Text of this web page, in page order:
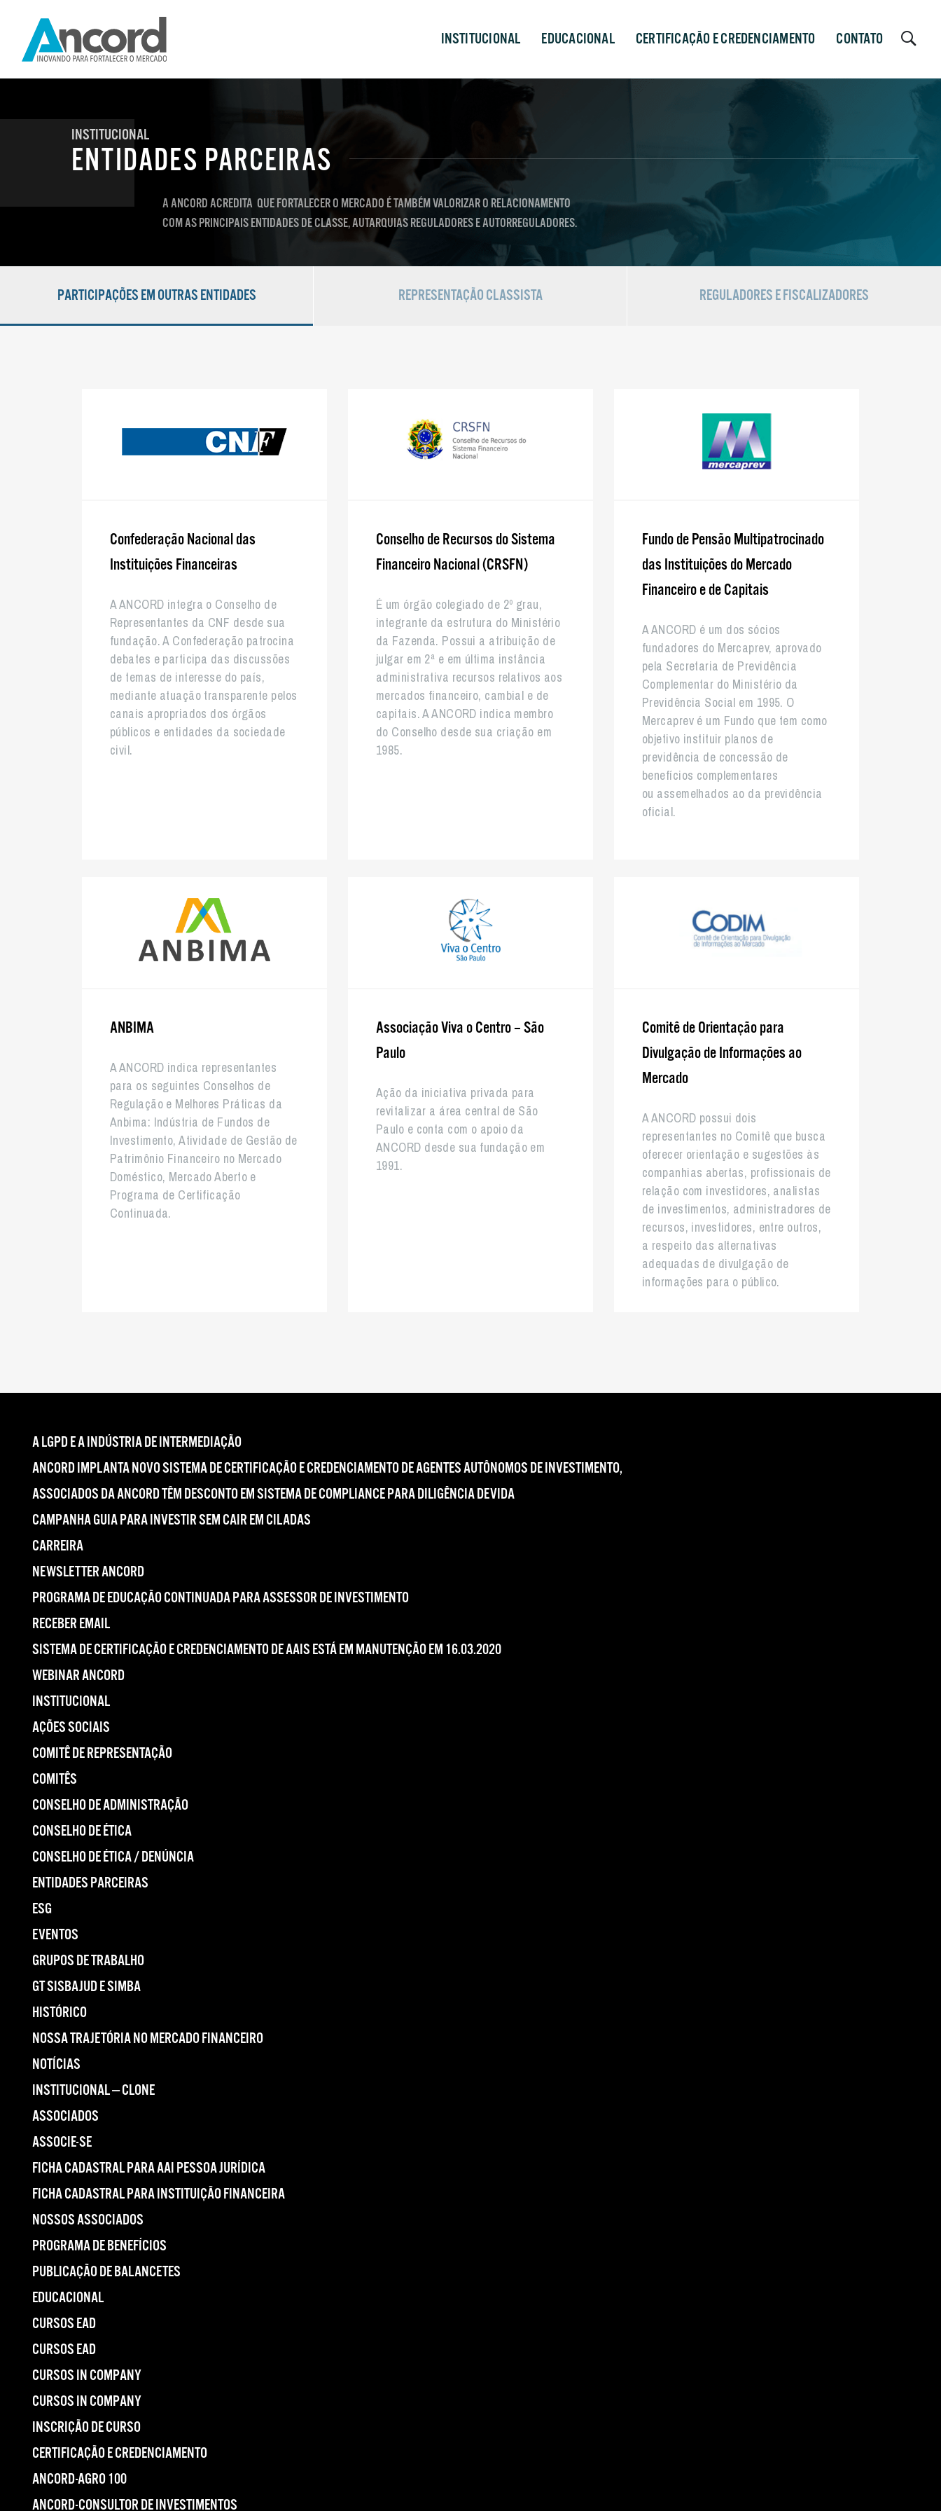
INSTITUCIONAL EDUCACIONAL CERTIFICAÇÃO E CREDENCIAMENTO CONTATO
INSTITUCIONAL
ENTIDADES PARCEIRAS
A ANCORD ACREDITA QUE FORTALECER O MERCADO É TAMBÉM VALORIZAR O RELACIONAMENTO
COM AS PRINCIPAIS ENTIDADES DE CLASSE, AUTARQUIAS REGULADORES E AUTORREGULADORES.
PARTICIPAÇÕES EM OUTRAS ENTIDADES REPRESENTAÇÃO CLASSISTA REGULADORES E FISCALIZADORES
Confederação Nacional das
Instituições Financeiras
A ANCORD integra o Conselho de
Representantes da CNF desde sua
fundação. A Confederação patrocina
debates e participa das discussões
de temas de interesse do país,
mediante atuação transparente pelos
canais apropriados dos órgãos
públicos e entidades da sociedade
civil.
Conselho de Recursos do Sistema
Financeiro Nacional (CRSFN)
É um órgão colegiado de 2º grau,
integrante da estrutura do Ministério
da Fazenda. Possui a atribuição de
julgar em 2ª e em última instância
administrativa recursos relativos aos
mercados financeiro, cambial e de
capitais. A ANCORD indica membro
do Conselho desde sua criação em
1985.
Fundo de Pensão Multipatrocinado
das Instituições do Mercado
Financeiro e de Capitais
A ANCORD é um dos sócios
fundadores do Mercaprev, aprovado
pela Secretaria de Previdência
Complementar do Ministério da
Previdência Social em 1995. O
Mercaprev é um Fundo que tem como
objetivo instituir planos de
previdência de concessão de
benefícios complementares
ou assemelhados ao da previdência
oficial.
ANBIMA
A ANCORD indica representantes
para os seguintes Conselhos de
Regulação e Melhores Práticas da
Anbima: Indústria de Fundos de
Investimento, Atividade de Gestão de
Patrimônio Financeiro no Mercado
Doméstico, Mercado Aberto e
Programa de Certificação
Continuada.
Associação Viva o Centro – São
Paulo
Ação da iniciativa privada para
revitalizar a área central de São
Paulo e conta com o apoio da
ANCORD desde sua fundação em
1991.
Comitê de Orientação para
Divulgação de Informações ao
Mercado
A ANCORD possui dois
representantes no Comitê que busca
oferecer orientação e sugestões às
companhias abertas, profissionais de
relação com investidores, analistas
de investimentos, administradores de
recursos, investidores, entre outros,
a respeito das alternativas
adequadas de divulgação de
informações para o público.
A LGPD E A INDÚSTRIA DE INTERMEDIAÇÃO
ANCORD IMPLANTA NOVO SISTEMA DE CERTIFICAÇÃO E CREDENCIAMENTO DE AGENTES AUTÔNOMOS DE INVESTIMENTO,
ASSOCIADOS DA ANCORD TÊM DESCONTO EM SISTEMA DE COMPLIANCE PARA DILIGÊNCIA DEVIDA
CAMPANHA GUIA PARA INVESTIR SEM CAIR EM CILADAS
CARREIRA
NEWSLETTER ANCORD
PROGRAMA DE EDUCAÇÃO CONTINUADA PARA ASSESSOR DE INVESTIMENTO
RECEBER EMAIL
SISTEMA DE CERTIFICAÇÃO E CREDENCIAMENTO DE AAIS ESTÁ EM MANUTENÇÃO EM 16.03.2020
WEBINAR ANCORD
INSTITUCIONAL
AÇÕES SOCIAIS
COMITÊ DE REPRESENTAÇÃO
COMITÊS
CONSELHO DE ADMINISTRAÇÃO
CONSELHO DE ÉTICA
CONSELHO DE ÉTICA / DENÚNCIA
ENTIDADES PARCEIRAS
ESG
EVENTOS
GRUPOS DE TRABALHO
GT SISBAJUD E SIMBA
HISTÓRICO
NOSSA TRAJETÓRIA NO MERCADO FINANCEIRO
NOTÍCIAS
INSTITUCIONAL — CLONE
ASSOCIADOS
ASSOCIE-SE
FICHA CADASTRAL PARA AAI PESSOA JURÍDICA
FICHA CADASTRAL PARA INSTITUIÇÃO FINANCEIRA
NOSSOS ASSOCIADOS
PROGRAMA DE BENEFÍCIOS
PUBLICAÇÃO DE BALANCETES
EDUCACIONAL
CURSOS EAD
CURSOS EAD
CURSOS IN COMPANY
CURSOS IN COMPANY
INSCRIÇÃO DE CURSO
CERTIFICAÇÃO E CREDENCIAMENTO
ANCORD-AGRO 100
ANCORD-CONSULTOR DE INVESTIMENTOS